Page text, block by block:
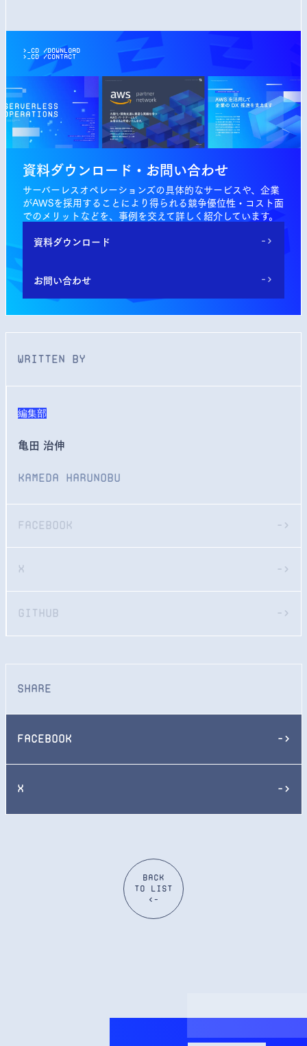
>_cd /DOWNLOAD
>_cd/CONTACT
資料ダウンロード・ お問い合わせ
サーバーレスオペレーションズの具体的なサービスや、企業
がAWSを採用することにより得られる競争優位性・コスト面
でのメリットなどを、事例を交えて詳しく紹介しています。
資料ダウンロード ->
お問い合わせ ->
WRITTEN BY
編集部
亀田 治伸
Kameda Harunobu
Facebook ->
X ->
GitHub ->
Share
Facebook ->
X ->
Back
to list
<-